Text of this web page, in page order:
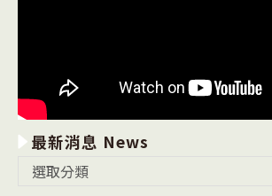
最新消息 News
選取分類